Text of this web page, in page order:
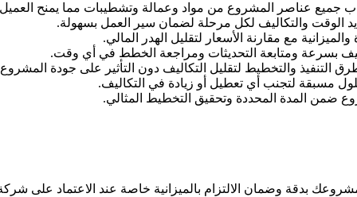
جميع عناصر المشروع من مواد وعمالة وتشطيبات مما يمنح العميل
الوقت والتكاليف لكل مرحلة لضمان سير العمل بسهولة.
مع مقارنة الأسعار لتقليل الهدر المالي.
بسرعة ومتابعة التحديثات ومراجعة الخطط في أي وقت.
والتخطيط لتقليل التكاليف دون التأثير على جودة
مسبقة لتجنب أي تعطيل أو زيادة في التكاليف.
ضمن المدة المحددة وتحقيق التخطيط المثالي.
بدقة وضمان الالتزام بالميزانية خاصة عند الاعتماد